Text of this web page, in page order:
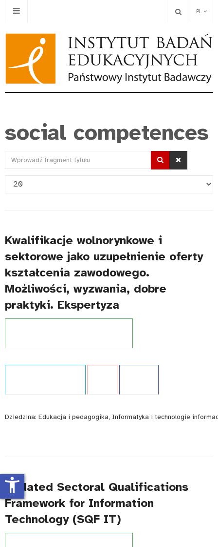
PL
social competences
Wprowadź
tytułu
Pokaż
Kwalifikacje wolnorynkowe i
sektorowe jako uzupełnienie oferty
kształcenia zawodowego.
Możliwości, wyzwania, dobre
praktyki. Ekspertyza
Dziedzina: Edukacja i pedagogika, Informatyka i technologie
Updated Sectoral Qualifications
Framework for Information
Technology (SQF IT)
accessibility_new